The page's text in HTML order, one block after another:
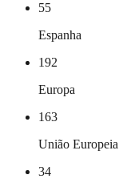
55
Espanha
192
Europa
163
União Europeia
34